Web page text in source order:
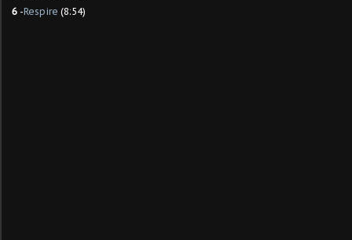
6 -Respire (8:54)